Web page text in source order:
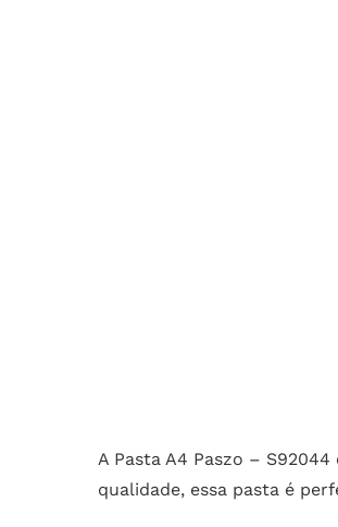
A Pasta A4 Paszo –
qualidade, essa pasta é